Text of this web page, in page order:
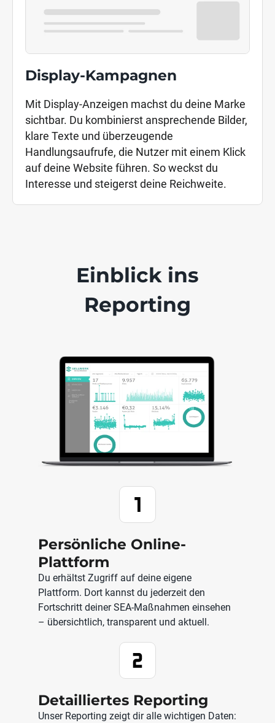
Display-Kampagnen
Mit Display-Anzeigen machst du deine Marke
sichtbar. Du kombinierst ansprechende Bilder,
klare Texte und überzeugende
Handlungsaufrufe, die Nutzer mit einem Klick
auf deine Website führen. So weckst du
Interesse und steigerst deine Reichweite.
Einblick ins
Reporting
Persönliche Online-
Plattform
Du erhältst Zugriff auf deine eigene
Plattform. Dort kannst du jederzeit den
Fortschritt deiner SEA-Maßnahmen einsehen
– übersichtlich, transparent und aktuell.
Detailliertes Reporting
Unser Reporting zeigt dir alle wichtigen Daten: